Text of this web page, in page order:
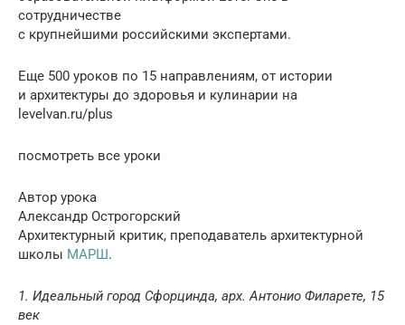
сотрудничестве
с крупнейшими российскими экспертами.
Еще 500 уроков по 15 направлениям, от истории
и архитектуры до здоровья и кулинарии на
levelvan.ru/plus
посмотреть все уроки
Автор урока
Александр Острогорский
Архитектурный критик, преподаватель архитектурной
школы МАРШ.
1. Идеальный город Сфорцинда, арх. Антонио Филарете, 15
век